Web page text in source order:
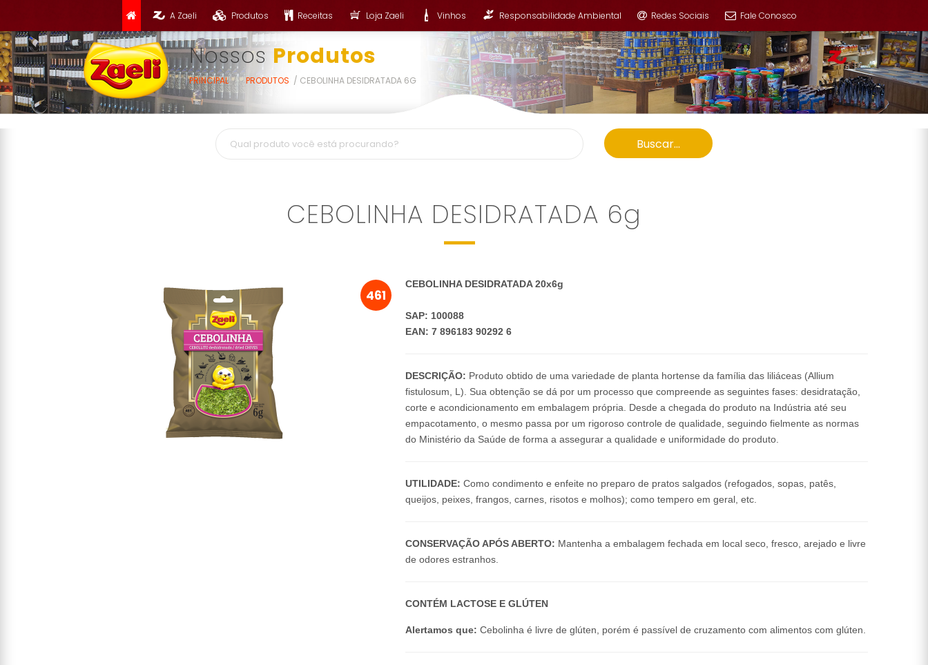
A Zaeli Produtos Receitas Loja Zaeli Vinhos Responsabilidade Ambiental Redes Sociais Fale Conosco
Nossos Produtos
PRINCIPAL PRODUTOS CEBOLINHA DESIDRATADA 6G
Buscar...
CEBOLINHA DESIDRATADA 6g
461
CEBOLINHA DESIDRATADA 20x6g
SAP: 100088
EAN: 7 896183 90292 6
DESCRIÇÃO: Produto obtido de uma variedade de planta hortense da família das liliáceas (Allium
fistulosum, L). Sua obtenção se dá por um processo que compreende as seguintes fases: desidratação,
corte e acondicionamento em embalagem própria. Desde a chegada do produto na Indústria até seu
empacotamento, o mesmo passa por um rigoroso controle de qualidade, seguindo fielmente as normas
do Ministério da Saúde de forma a assegurar a qualidade e uniformidade do produto.
UTILIDADE: Como condimento e enfeite no preparo de pratos salgados (refogados, sopas, patês,
queijos, peixes, frangos, carnes, risotos e molhos); como tempero em geral, etc.
CONSERVAÇÃO APÓS ABERTO: Mantenha a embalagem fechada em local seco, fresco, arejado e livre
de odores estranhos.
CONTÉM LACTOSE E GLÚTEN
Alertamos que: Cebolinha é livre de glúten, porém é passível de cruzamento com alimentos com glúten.